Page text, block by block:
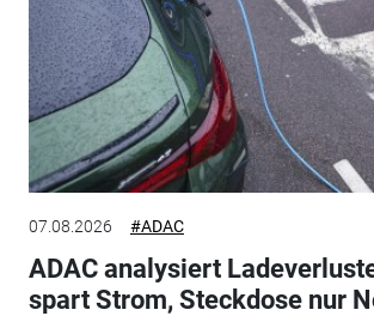
07.08.2026 #ADAC
ADAC analysiert
spart Strom, Steckdose nur